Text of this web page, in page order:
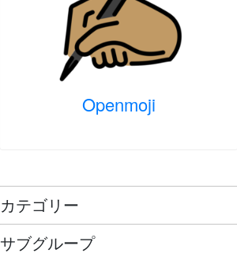
Openmoji
カテゴリー
サブグループ